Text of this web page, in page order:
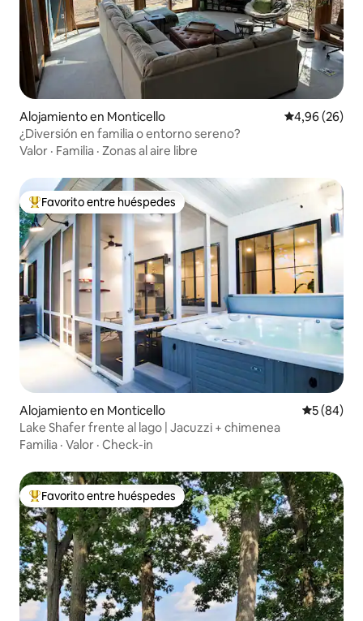
Alojamiento en Monticello Calificación
4,96 (26)
¿Diversión en familia o entorno sereno?
Valor · Familia · Zonas al aire libre
Favorito entre los huéspedes más destacados
Favorito entre huéspedes
Alojamiento en Monticello
5 (84)
Lake Shafer frente al lago | Jacuzzi + chimenea
Familia · Valor · Check-in
Favorito entre los huéspedes más destacados
Favorito entre huéspedes